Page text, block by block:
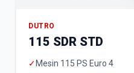
DUTRO
115 SDR STD
✓ Mesin 115 PS Euro 4